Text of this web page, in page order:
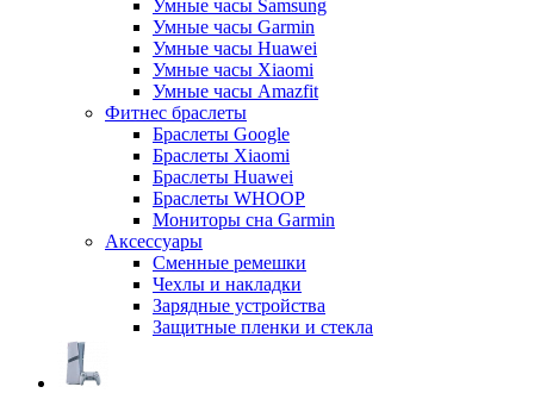
Умные часы Samsung
Умные часы Garmin
Умные часы Huawei
Умные часы Xiaomi
Умные часы Amazfit
Фитнес браслеты
Браслеты Google
Браслеты Xiaomi
Браслеты Huawei
Браслеты WHOOP
Мониторы сна Garmin
Аксессуары
Сменные ремешки
Чехлы и накладки
Зарядные устройства
Защитные пленки и стекла